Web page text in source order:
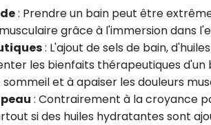
: Prendre un bain peut être
grâce à l'immersion dans
: L'ajout de sels de bain,
les bienfaits thérapeutiques
et à apaiser les douleurs
: Contrairement à la croyance
si des huiles hydratantes sont